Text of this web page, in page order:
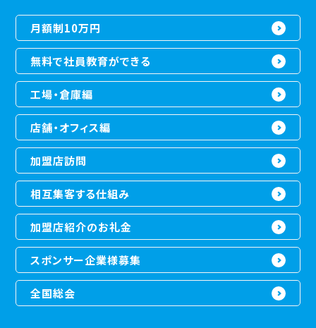
月額制10万円
無料で社員教育ができる
工場・倉庫編
店舗・オフィス編
加盟店訪問
相互集客する仕組み
加盟店紹介のお礼金
スポンサー企業様募集
全国総会